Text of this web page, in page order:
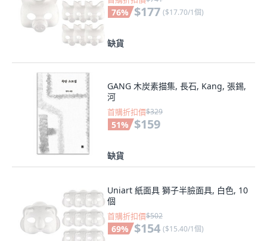
76% $177 ($17.70/1個)
缺貨
GANG 木炭素描集, 長石, Kang, 張錫,
河
首購折扣價$329
51% $159
缺貨
Uniart 紙面具 獅子半臉面具, 白色, 10
個
首購折扣價$502
69% $154 ($15.40/1個)